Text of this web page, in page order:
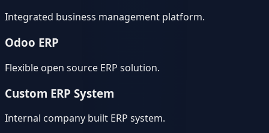
Integrated business management platform.
Odoo ERP
Flexible open source ERP solution.
Custom ERP System
Internal company built ERP system.